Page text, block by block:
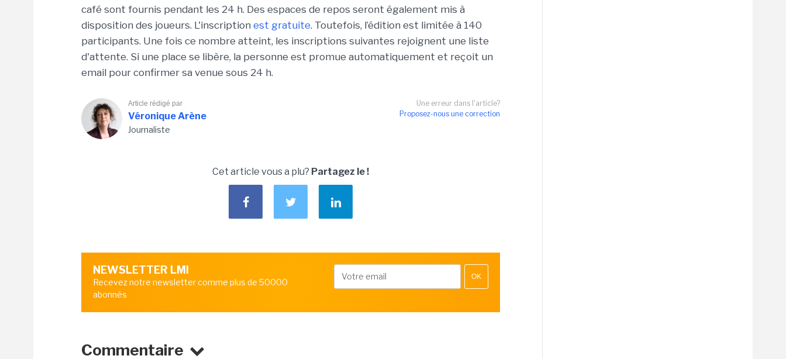
café sont fournis pendant les 24 h. Des espaces de repos seront également mis à
disposition des joueurs. L'inscription est gratuite. Toutefois, l’édition est limitée à 140
participants. Une fois ce nombre atteint, les inscriptions suivantes rejoignent une liste
d'attente. Si une place se libère, la personne est promue automatiquement et reçoit un
email pour confirmer sa venue sous 24 h.
Une erreur dans l'article?
Proposez-nous une correction
Article rédigé par
Véronique Arène
Journaliste
Cet article vous a plu? Partagez le !
NEWSLETTER LMI
Recevez notre newsletter comme plus de 50000
abonnés
OK
Commentaire